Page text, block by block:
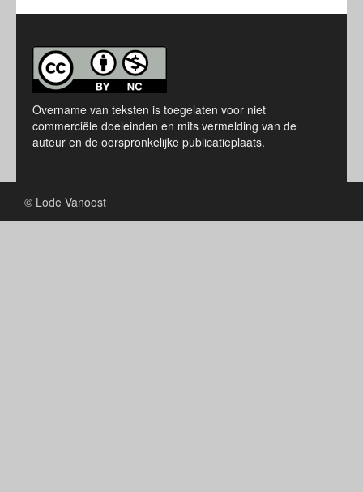
Overname van teksten is toegelaten voor niet
commerciële doeleinden en mits vermelding van de
auteur en de oorspronkelijke publicatieplaats.
© Lode Vanoost